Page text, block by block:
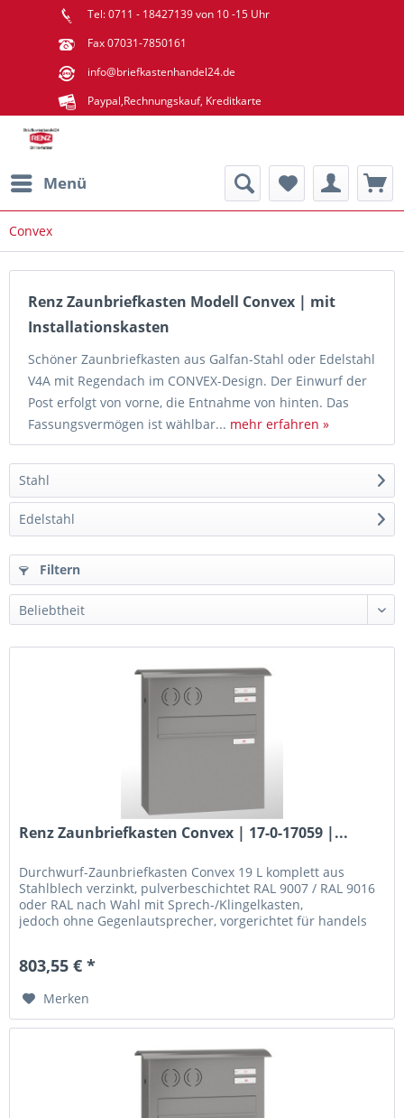
Tel: 0711 - 18427139 von 10 -15 Uhr
Fax 07031-7850161
info@briefkastenhandel24.de
Paypal,Rechnungskauf, Kreditkarte
Menü
Convex
Renz Zaunbriefkasten Modell Convex | mit
Installationskasten
Schöner Zaunbriefkasten aus Galfan-Stahl oder Edelstahl
V4A mit Regendach im CONVEX-Design. Der Einwurf der
Post erfolgt von vorne, die Entnahme von hinten. Das
Fassungsvermögen ist wählbar... mehr erfahren »
Stahl
Edelstahl
Filtern
Renz Zaunbriefkasten Convex | 17-0-17059 |...
Durchwurf-Zaunbriefkasten Convex 19 L komplett aus
Stahlblech verzinkt, pulverbeschichtet RAL 9007 / RAL 9016
oder RAL nach Wahl mit Sprech-/Klingelkasten,
jedoch ohne Gegenlautsprecher, vorgerichtet für handels
803,55 € *
Merken